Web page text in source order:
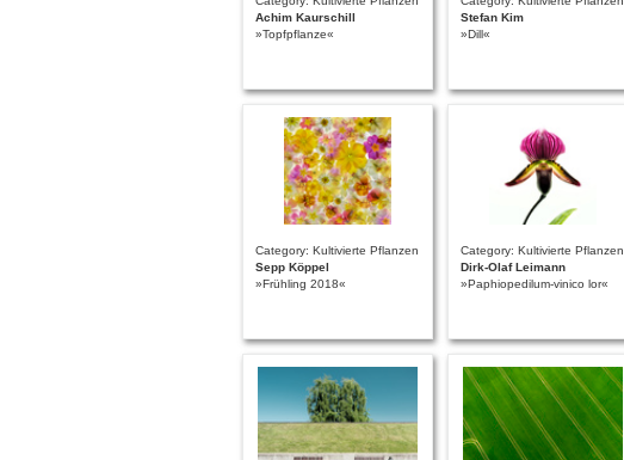
Achim Kaurschill
»Topfpflanze«
Stefan Kim
»Dill«
Category: Kultivierte Pflanzen
Sepp Köppel
»Frühling 2018«
Category: Kultivierte Pflanzen
Dirk-Olaf Leimann
»Paphiopedilum-vinico lor«